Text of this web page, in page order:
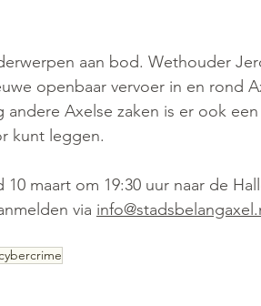
aan bod. Wethouder
openbaar vervoer in en rond
Axelse zaken is er ook een
kunt leggen.
maart om 19:30 uur naar de
via